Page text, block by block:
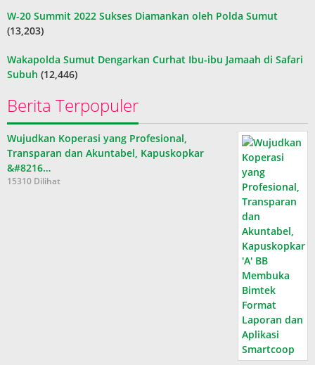
W-20 Summit 2022 Sukses Diamankan oleh Polda Sumut
(13,203)
Wakapolda Sumut Dengarkan Curhat Ibu-ibu Jamaah di Safari
Subuh (12,446)
Berita Terpopuler
Wujudkan Koperasi yang Profesional,
Transparan dan Akuntabel, Kapuskopkar
&#8216…
15310 Dilihat